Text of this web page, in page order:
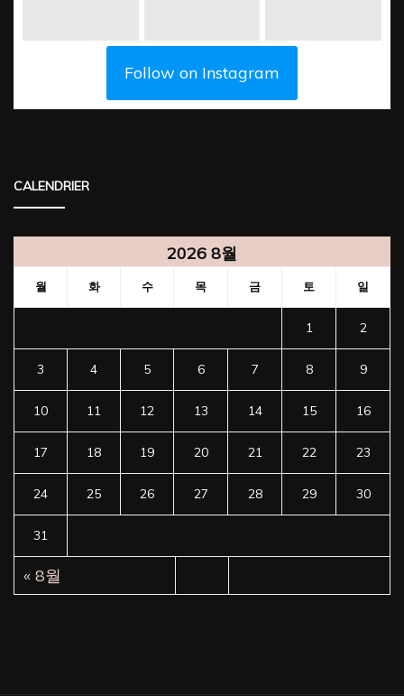
Follow on Instagram
CALENDRIER
2026 8월
월 화 수 목 금 토 일
1 2
3 4 5 6 7 8 9
10 11 12 13 14 15 16
17 18 19 20 21 22 23
24 25 26 27 28 29 30
31
« 8월